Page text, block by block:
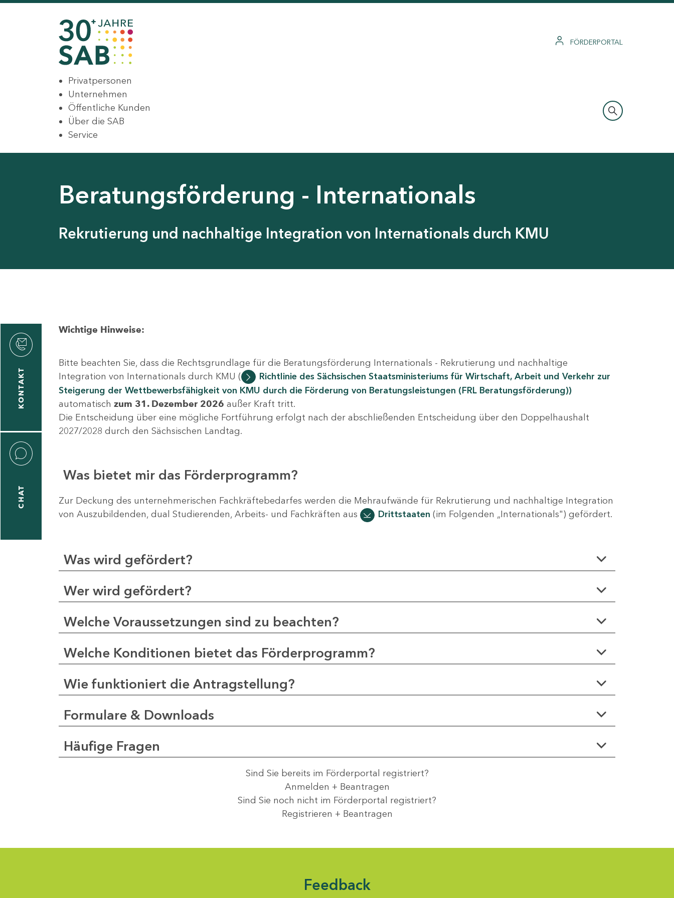
FÖRDERPORTAL
Privatpersonen
Unternehmen
Öffentliche Kunden
Über die SAB
Service
Beratungsförderung - Internationals
Rekrutierung und nachhaltige Integration von Internationals durch KMU
KONTAKT
CHAT
Wichtige Hinweise:
Bitte beachten Sie, dass die Rechtsgrundlage für die Beratungsförderung Internationals - Rekrutierung und nachhaltige
Integration von Internationals durch KMU (
Richtlinie des Sächsischen Staatsministeriums für Wirtschaft, Arbeit und Verkehr zur
Steigerung der Wettbewerbsfähigkeit von KMU durch die Förderung von Beratungsleistungen (FRL Beratungsförderung))
automatisch zum 31. Dezember 2026 außer Kraft tritt.
Die Entscheidung über eine mögliche Fortführung erfolgt nach der abschließenden Entscheidung über den Doppelhaushalt
2027/2028 durch den Sächsischen Landtag.
Was bietet mir das Förderprogramm?
Zur Deckung des unternehmerischen Fachkräftebedarfes werden die Mehraufwände für Rekrutierung und nachhaltige Integration
von Auszubildenden, dual Studierenden, Arbeits- und Fachkräften aus
Drittstaaten (im Folgenden „Internationals") gefördert.
Was wird gefördert?
Wer wird gefördert?
Welche Voraussetzungen sind zu beachten?
Welche Konditionen bietet das Förderprogramm?
Wie funktioniert die Antragstellung?
Formulare & Downloads
Häufige Fragen
Sind Sie bereits im Förderportal registriert?
Anmelden + Beantragen
Sind Sie noch nicht im Förderportal registriert?
Registrieren + Beantragen
Feedback